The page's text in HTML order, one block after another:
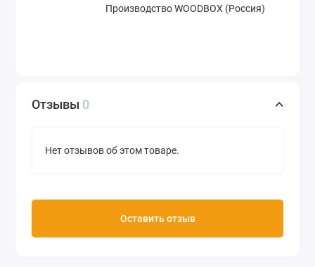
Производство WOODBOX (Россия)
Отзывы 0
Нет отзывов об этом товаре.
Оставить отзыв